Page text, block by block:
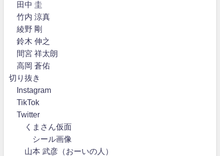
田中 圭
竹内 涼真
綾野 剛
鈴木 伸之
間宮 祥太朗
高岡 蒼佑
切り抜き
Instagram
TikTok
Twitter
くまさん仮面
シール画像
山本 武彦（おーいの人）